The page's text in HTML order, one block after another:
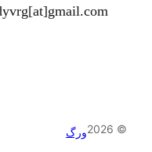
© 2026 ورگ